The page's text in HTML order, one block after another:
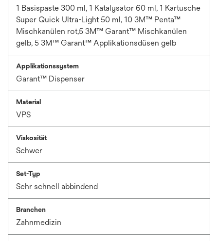
1 Basispaste 300 ml, 1 Katalysator 60 ml, 1 Kartusche
Super Quick Ultra-Light 50 ml, 10 3M™ Penta™
Mischkanülen rot,5 3M™ Garant™ Mischkanülen
gelb, 5 3M™ Garant™ Applikationsdüsen gelb
Applikationssystem
Garant™ Dispenser
Material
VPS
Viskosität
Schwer
Set-Typ
Sehr schnell abbindend
Branchen
Zahnmedizin